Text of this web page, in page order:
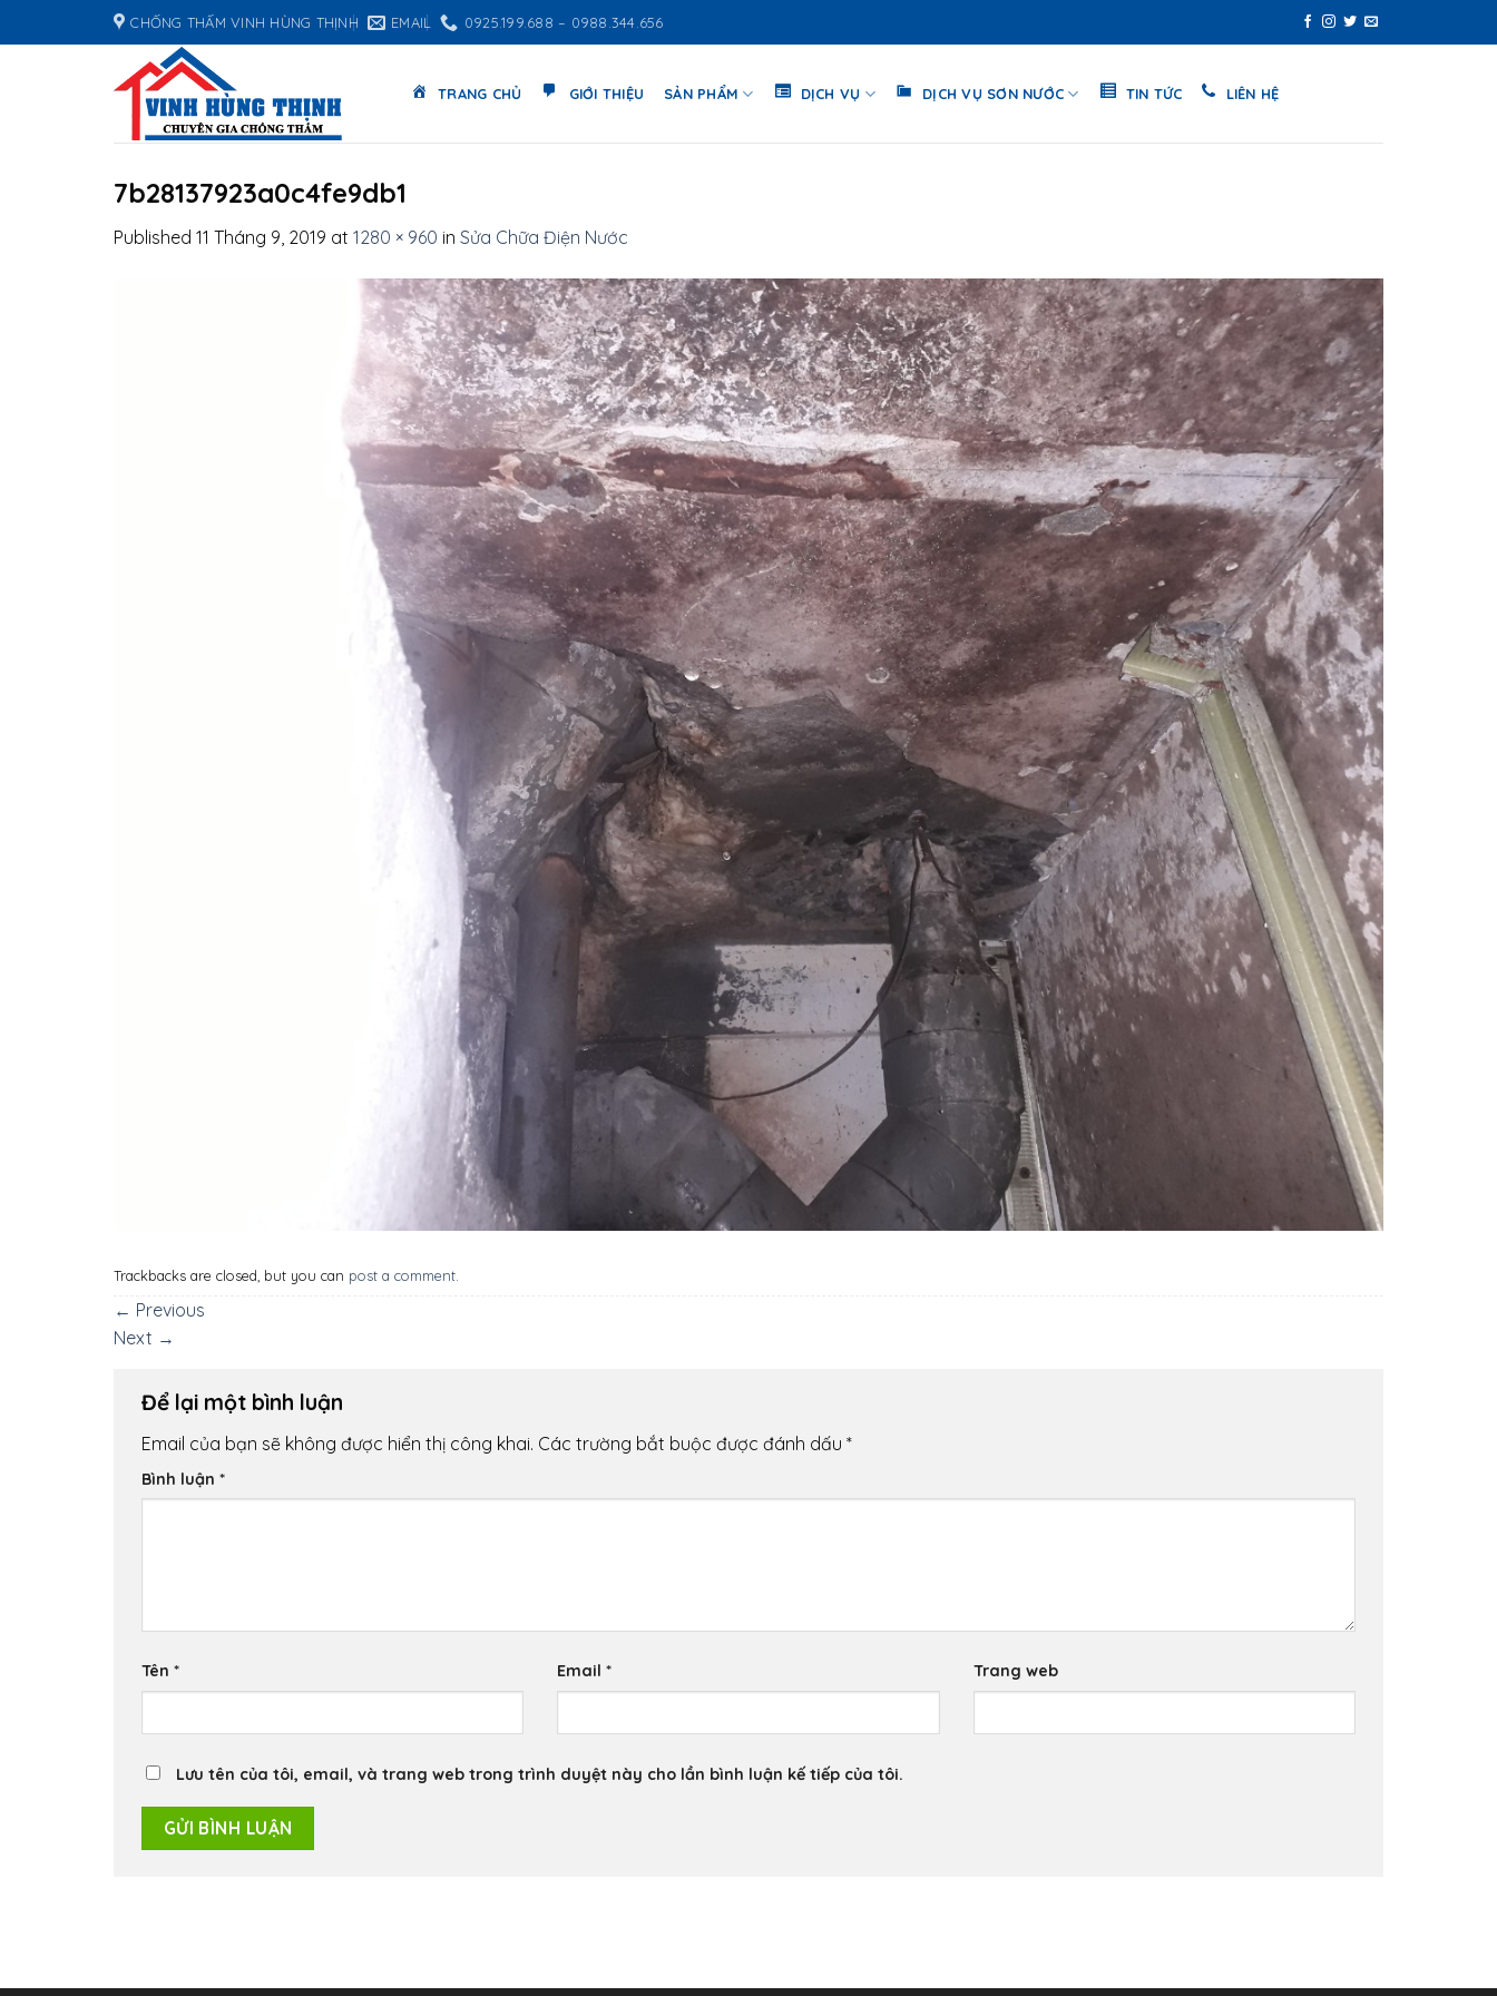
to
CHỐNG THẤM VINH HÙNG THỊNH EMAIL 0925.199.688 – 0988.344.656
TRANG CHỦ GIỚI THIỆU SẢN PHẨM DỊCH VỤ DỊCH VỤ SƠN NƯỚC TIN TỨC LIÊN HỆ
7b28137923a0c4fe9db1
Published 11 Tháng 9, 2019 at 1280 × 960 in Sửa Chữa Điện Nước
Trackbacks are closed, but you can post a comment.
← Previous
Next →
Để lại một bình luận
Email của bạn sẽ không được hiển thị công khai. Các trường bắt buộc được đánh dấu *
Bình luận *
Tên * Email* Trang web
Lưu tên của tôi, email, và trang web trong trình duyệt này cho lần bình luận kế tiếp của tôi.